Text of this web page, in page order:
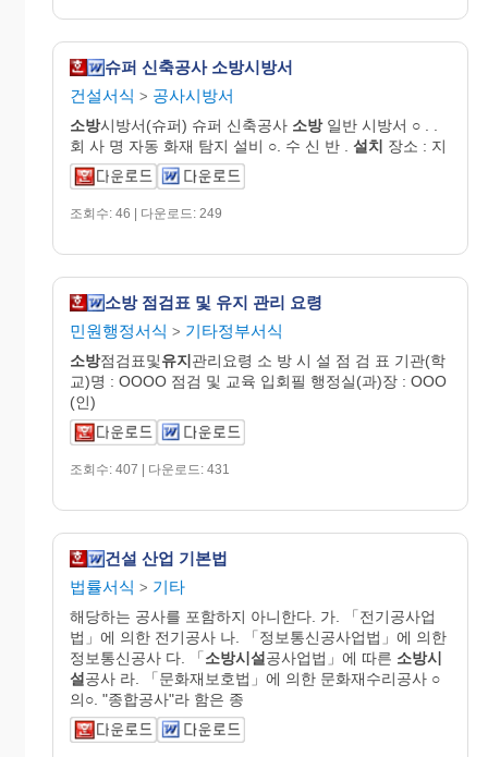
슈퍼 신축공사 소방시방서
건설서식 > 공사시방서
소방시방서(슈퍼) 슈퍼 신축공사 소방일반 시방서 ○ . .
회 사 명 자동 화재 탐지 설비 ○. 수 신 반 . 설치 장소 : 지
조회수: 46 | 다운로드: 249
소방 점검표 및 유지 관리 요령
민원행정서식 > 기타정부서식
소방점검표및유지관리요령 소 방 시 설 점 검 표 기관(학
교)명 : OOOO 점검 및 교육 입회필 행정실(과)장 : OOO
(인)
조회수: 407 | 다운로드: 431
건설 산업 기본법
법률서식 > 기타
해당하는 공사를 포함하지 아니한다. 가. 「전기공사업
법」에 의한 전기공사 나. 「정보통신공사업법」에 의한
정보통신공사 다. 「소방시설공사업법」에 따른 소방시
설공사 라. 「문화재보호법」에 의한 문화재수리공사 ○
의○. "종합공사"라 함은 종